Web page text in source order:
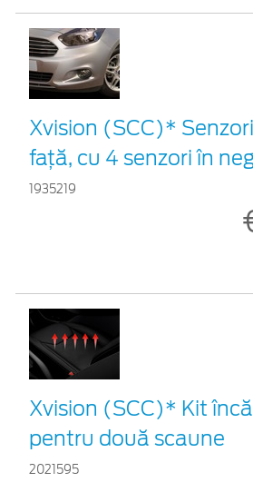
Xvision (SCC)*
faţă, cu 4 senzori în
1935219
Xvision (SCC)* Kit
pentru două scaune
2021595